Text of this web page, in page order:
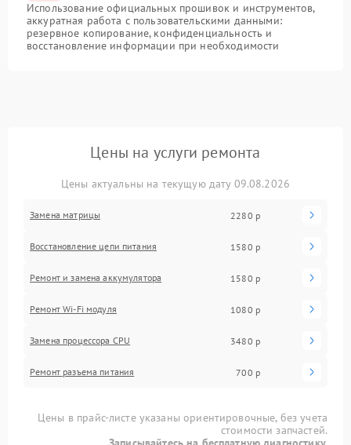
Использование официальных прошивок и инструментов,
аккуратная работа с пользовательскими данными:
резервное копирование, конфиденциальность и
восстановление информации при необходимости
Цены на услуги ремонта
Цены актуальны на текущую дату 09.08.2026
Замена матрицы 2280 р
Восстановление цепи питания 1580 р
Ремонт и замена аккумулятора 1580 р
Ремонт Wi-Fi модуля 1080 р
Замена процессора CPU 3480 р
Ремонт разъема питания 700 р
Цены в прайс-листе указаны ориентировочные, без учета
стоимости запчастей.